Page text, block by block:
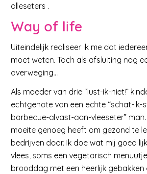
alleseters .
Way of life
Uiteindelijk realiseer ik me dat
moet weten. Toch als afsluiting nog
overweging…
Als moeder van drie “lust-ik-niet!”
echtgenote van een echte “schat-ik-
barbecue-alvast-aan-vleeseter” man.
moeite genoeg heeft om gezond te
bedrijven door. Ik doe wat mij goed
vlees, soms een vegetarisch
brooddag met een heerlijk gebakken